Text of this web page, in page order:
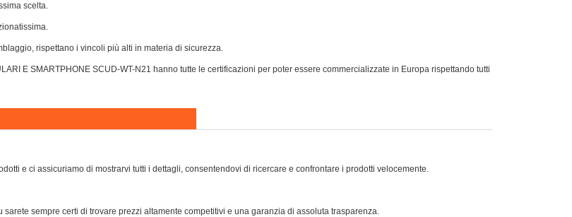
scelta.
rispettano i vincoli più alti in materia di sicurezza.
E SMARTPHONE SCUD-WT-N21 hanno tutte le certificazioni per poter essere commercializzate in Europa rispettando tutti
e ci assicuriamo di mostrarvi tutti i dettagli, consentendovi di ricercare e confrontare i prodotti velocemente.
sarete sempre certi di trovare prezzi altamente competitivi e una garanzia di assoluta trasparenza.